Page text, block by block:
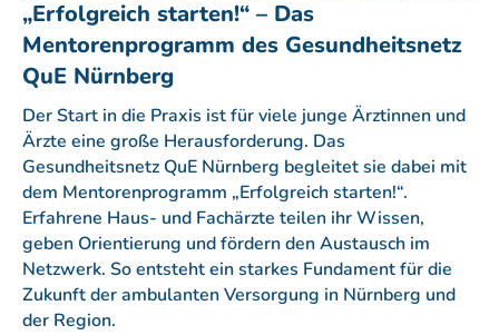
„Erfolgreich starten!“ – Das
Mentorenprogramm des Gesundheitsnetz
QuE Nürnberg
Der Start in die Praxis ist für viele junge Ärztinnen und
Ärzte eine große Herausforderung. Das
Gesundheitsnetz QuE Nürnberg begleitet sie dabei mit
dem Mentorenprogramm „Erfolgreich starten!“.
Erfahrene Haus- und Fachärzte teilen ihr Wissen,
geben Orientierung und fördern den Austausch im
Netzwerk. So entsteht ein starkes Fundament für die
Zukunft der ambulanten Versorgung in Nürnberg und
der Region.